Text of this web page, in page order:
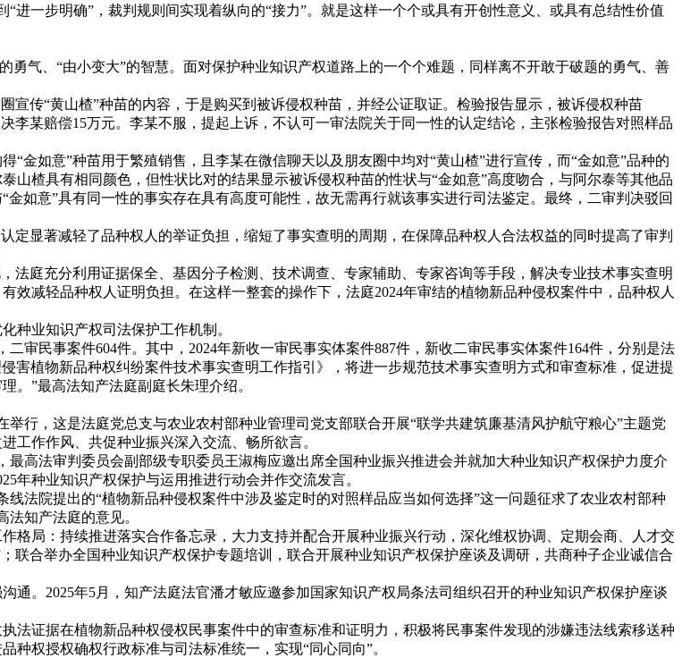
一步明确”，裁判规则间实现着纵向的“接力”。就是这样一个个或具有开创性意义、或具有总结性价值
气、“由小变大”的智慧。面对保护种业知识产权道路上的一个个难题，同样离不开敢于破题的勇气、善
传“黄山楂”种苗的内容，于是购买到被诉侵权种苗，并经公证取证。检验报告显示，被诉侵权种苗
李某赔偿15万元。李某不服，提起上诉，不认可一审法院关于同一性的认定结论，主张检验报告对照样品
如意”种苗用于繁殖销售，且李某在微信聊天以及朋友圈中均对“黄山楂”进行宣传，而“金如意”品种的
山楂具有相同颜色，但性状比对的结果显示被诉侵权种苗的性状与“金如意”高度吻合，与阿尔泰等其他品
如意”具有同一性的事实存在具有高度可能性，故无需再行就该事实进行司法鉴定。最终，二审判决驳回
显著减轻了品种权人的举证负担，缩短了事实查明的周期，在保障品种权人合法权益的同时提高了审判
庭充分利用证据保全、基因分子检测、技术调查、专家辅助、专家咨询等手段，解决专业技术事实查明
减轻品种权人证明负担。在这样一整套的操作下，法庭2024年审结的植物新品种侵权案件中，品种权人
业知识产权司法保护工作机制。
民事案件604件。其中，2024年新收一审民事实体案件887件，新收二审民事实体案件164件，分别是法
害植物新品种权纠纷案件技术事实查明工作指引》，将进一步规范技术事实查明方式和审查标准，促进提
。”最高法知产法庭副庭长朱理介绍。
，这是法庭党总支与农业农村部种业管理司党支部联合开展“联学共建筑廉基清风护航守粮心”主题党
工作作风、共促种业振兴深入交流、畅所欲言。
高法审判委员会副部级专职委员王淑梅应邀出席全国种业振兴推进会并就加大种业知识产权保护力度介
年种业知识产权保护与运用推进行动会并作交流发言。
院提出的“植物新品种侵权案件中涉及鉴定时的对照样品应当如何选择”这一问题征求了农业农村部种
知产法庭的意见。
局：持续推进落实合作备忘录，大力支持并配合开展种业振兴行动，深化维权协调、定期会商、人才交
联合举办全国种业知识产权保护专题培训，联合开展种业知识产权保护座谈及调研，共商种子企业诚信合
。2025年5月，知产法庭法官潘才敏应邀参加国家知识产权局条法司组织召开的种业知识产权保护座谈
证据在植物新品种权侵权民事案件中的审查标准和证明力，积极将民事案件发现的涉嫌违法线索移送种
权授权确权行政标准与司法标准统一，实现“同心同向”。